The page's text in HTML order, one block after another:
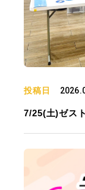
投稿日
7/25(土)ゼス